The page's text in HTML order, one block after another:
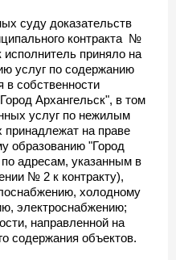
суду доказательств
контракта №
приняло на
услуг по содержанию
в собственности
Архангельск", в том
услуг по нежилым
на праве
образованию "Город
адресам, указанным в
№ 2 к контракту),
холодному
электроснабжению;
направленной на
содержания объектов.